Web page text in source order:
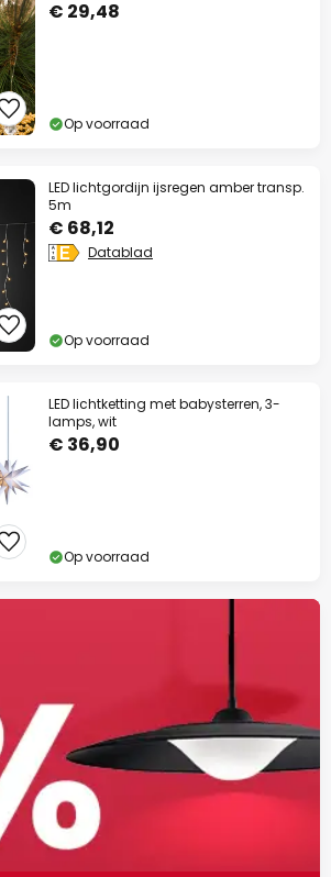
€ 29,48
Op voorraad
LED lichtgordijn ijsregen amber transp.
5m
€ 68,12
Datablad
Op voorraad
LED lichtketting met babysterren, 3-
lamps, wit
€ 36,90
Op voorraad